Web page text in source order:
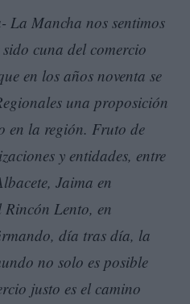
La Mancha nos sentimos
cuna del comercio
en los años noventa se
una proposición
en la región. Fruto de
y entidades, entre
Jaima en
Lento, en
día tras día, la
no solo es posible
justo es el camino